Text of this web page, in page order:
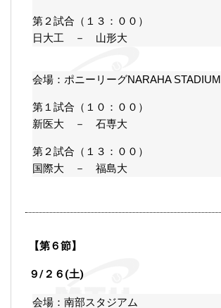
第２試合（１３：００）
日大工 － 山形大
会場：ポニーリーグNARAHA STADIUM
第１試合（１０：００）
新医大 － 石専大
第２試合（１３：００）
国際大 － 福島大
【第６節】
９/２６(土)
会場：南部スタジアム